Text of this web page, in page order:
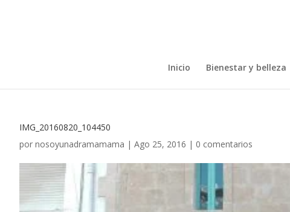
Inicio Bienestar y belleza
IMG_20160820_104450
por nosoyunadramamama | Ago 25, 2016 | 0 comentarios